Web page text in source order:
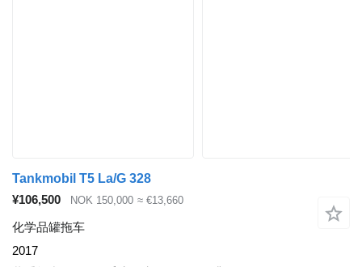
Tankmobil T5 La/G 328
¥106,500
NOK 150,000 ≈ €13,660
化学品罐拖车
2017